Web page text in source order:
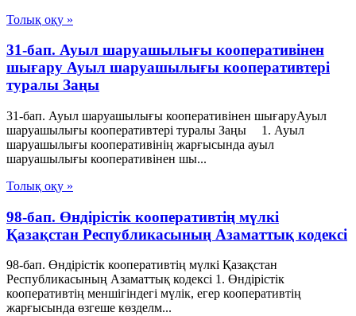
Толық оқу »
31-бап. Ауыл шаруашылығы кооперативінен
шығару Ауыл шаруашылығы кооперативтері
туралы Заңы
31-бап. Ауыл шаруашылығы кооперативінен шығаруАуыл
шаруашылығы кооперативтері туралы Заңы 1. Ауыл
шаруашылығы кооперативінің жарғысында ауыл
шаруашылығы кооперативінен шы...
Толық оқу »
98-бап. Өндiрiстiк кооперативтiң мүлкi
Қазақстан Республикасының Азаматтық кодексi
98-бап. Өндiрiстiк кооперативтiң мүлкi Қазақстан
Республикасының Азаматтық кодексi 1. Өндiрiстiк
кооперативтiң меншiгiндегi мүлiк, егер кооперативтiң
жарғысында өзгеше көзделм...